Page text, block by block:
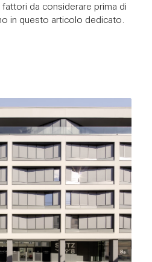
da considerare prima di
in questo articolo dedicato.